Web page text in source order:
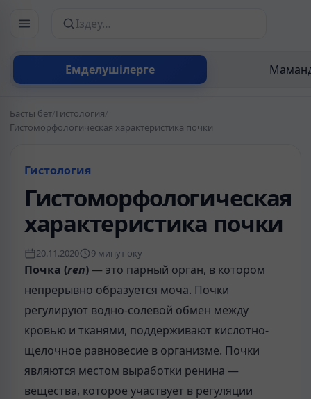
Емделушілерге
Сайттан іздеу
Басты бет/Гистология/
Гистоморфологическая характеристика почки
Гистология
Гистоморфологическая
характеристика почки
20.11.2020 9 минут оқу
Почка (ren)— это парный орган, в котором
непрерывно образуется моча. Почки
регулируют водно-солевой обмен между
кровью и тканями, поддерживают кислотно-
щелочное равновесие в организме. Почки
являются местом выработки ренина —
вещества, которое участвует в регуляции